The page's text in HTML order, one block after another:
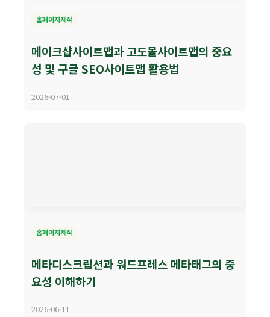
홈페이지제작
메이크샵사이트맵과 고도몰사이트맵의 중요
성 및 구글 SEO사이트맵 활용법
2026-07-01
홈페이지제작
메타디스크립션과 워드프레스 메타태그의 중
요성 이해하기
2026-06-11